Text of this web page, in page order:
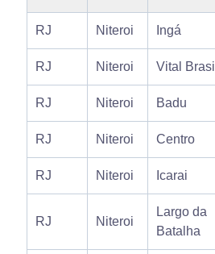
RJ Niteroi Ingá
RJ Niteroi Vital Brasil
RJ Niteroi Badu
RJ Niteroi Centro
RJ Niteroi Icarai
RJ Niteroi
Largo da
Batalha